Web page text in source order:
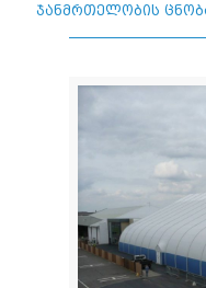
ჯანმრთელობის